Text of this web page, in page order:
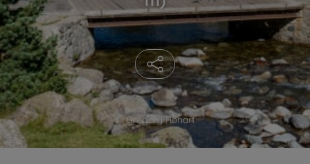
© Grégory Rohart